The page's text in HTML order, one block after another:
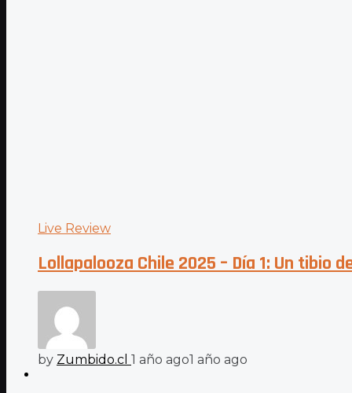
Live Review
Lollapalooza Chile 2025 – Día 1: Un tibio
by Zumbido.cl 1 año ago1 año ago